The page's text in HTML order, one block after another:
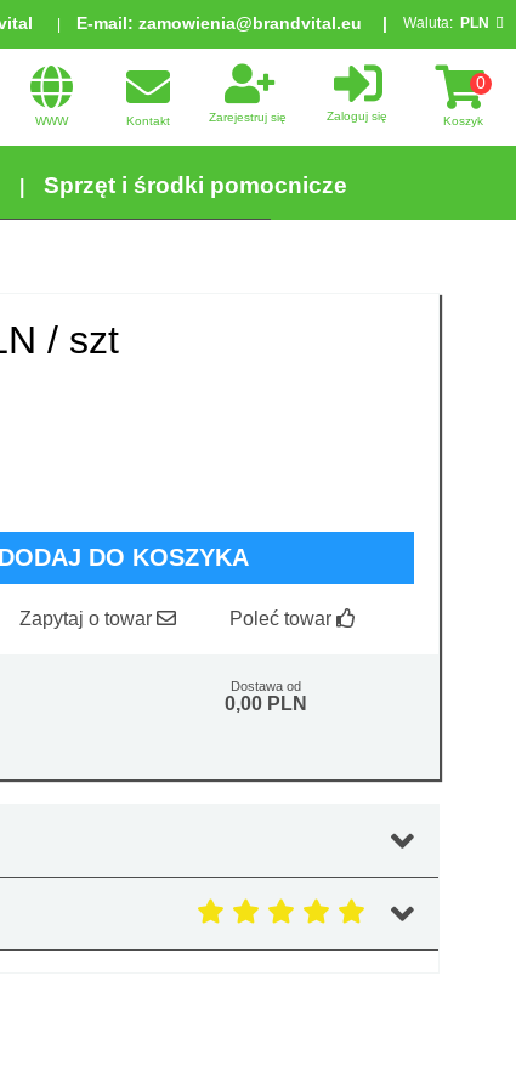
E-mail: zamowienia@brandvital.eu Waluta: PLN
WWW Kontakt Zarejestruj się Zaloguj się
0
Koszyk
Sprzęt i środki pomocnicze
/ szt
DODAJ DO KOSZYKA
Zapytaj o towar Poleć towar
Dostawa od
0,00 PLN